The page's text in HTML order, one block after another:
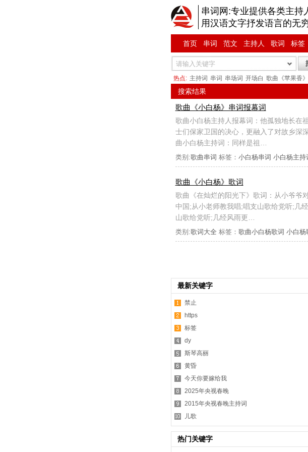
串词网:专业提供各类主持
用汉语文字抒发语言的无
首页 串词 范文 主持人 歌词 标签
热点: 主持词 串词 串场词 开场白 歌曲《苹果香》
搜索结果
歌曲《小白杨》串词报幕词
歌曲小白杨主持人报幕词：他孤独地长在
士们保家卫国的决心，更融入了对故乡深
曲小白杨主持词：同样是祖…
类别:歌曲串词 标签： 小白杨串词 小白杨主持
歌曲《小白杨》歌词
歌曲《在灿烂的阳光下》歌词：从小爷爷
中国;从小老师教我唱;唱支山歌给党听;几
山歌给党听;几经风雨更…
类别:歌词大全 标签： 歌曲小白杨歌词 小白杨
最新关键字
禁止
https
标签
dy
斯琴高丽
黄昏
今天你要嫁给我
2025年央视春晚
2015年央视春晚主持词
儿歌
热门关键字